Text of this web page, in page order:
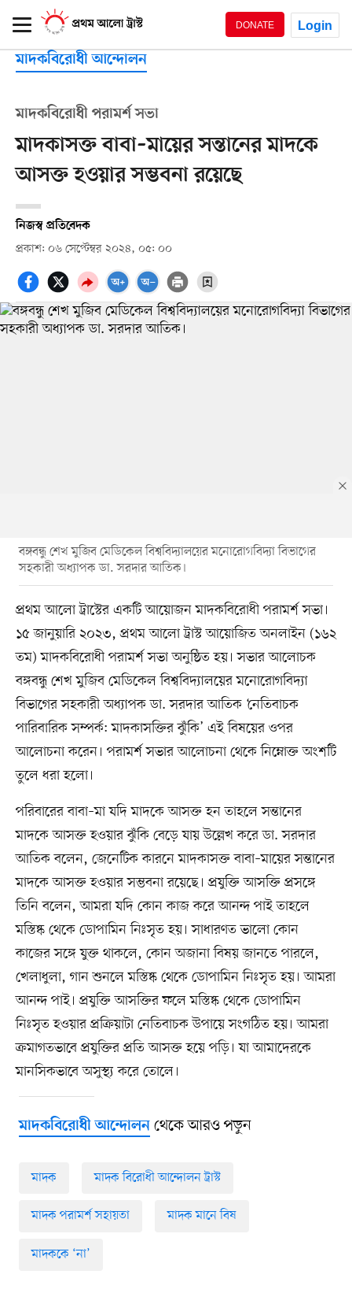
DONATE Login
মাদকবিরোধী আন্দোলন
মাদকবিরোধী পরামর্শ সভা
মাদকাসক্ত বাবা–মায়ের সন্তানের মাদকে
আসক্ত হওয়ার সম্ভবনা রয়েছে
নিজস্ব প্রতিবেদক
প্রকাশ: ০৬ সেপ্টেম্বর ২০২৪, ০৫: ০০
বঙ্গবন্ধু শেখ মুজিব মেডিকেল বিশ্ববিদ্যালয়ের মনোরোগবিদ্যা বিভাগের
সহকারী অধ্যাপক ডা. সরদার আতিক।
প্রথম আলো ট্রাস্টের একটি আয়োজন মাদকবিরোধী পরামর্শ সভা।
১৫ জানুয়ারি ২০২৩, প্রথম আলো ট্রাস্ট আয়োজিত অনলাইন (১৬২
তম) মাদকবিরোধী পরামর্শ সভা অনুষ্ঠিত হয়। সভার আলোচক
বঙ্গবন্ধু শেখ মুজিব মেডিকেল বিশ্ববিদ্যালয়ের মনোরোগবিদ্যা
বিভাগের সহকারী অধ্যাপক ডা. সরদার আতিক ‘নেতিবাচক
পারিবারিক সম্পর্ক: মাদকাসক্তির ঝুঁকি’ এই বিষয়ের ওপর
আলোচনা করেন। পরামর্শ সভার আলোচনা থেকে নিম্নোক্ত অংশটি
তুলে ধরা হলো।
পরিবারের বাবা–মা যদি মাদকে আসক্ত হন তাহলে সন্তানের
মাদকে আসক্ত হওয়ার ঝুঁকি বেড়ে যায় উল্লেখ করে ডা. সরদার
আতিক বলেন, জেনেটিক কারনে মাদকাসক্ত বাবা–মায়ের সন্তানের
মাদকে আসক্ত হওয়ার সম্ভবনা রয়েছে। প্রযুক্তি আসক্তি প্রসঙ্গে
তিনি বলেন, আমরা যদি কোন কাজ করে আনন্দ পাই তাহলে
মস্তিষ্ক থেকে ডোপামিন নিঃসৃত হয়। সাধারণত ভালো কোন
কাজের সঙ্গে যুক্ত থাকলে, কোন অজানা বিষয় জানতে পারলে,
খেলাধুলা, গান শুনলে মস্তিষ্ক থেকে ডোপামিন নিঃসৃত হয়। আমরা
আনন্দ পাই। প্রযুক্তি আসক্তির ফলে মস্তিষ্ক থেকে ডোপামিন
নিঃসৃত হওয়ার প্রক্রিয়াটা নেতিবাচক উপায়ে সংগঠিত হয়। আমরা
ক্রমাগতভাবে প্রযুক্তির প্রতি আসক্ত হয়ে পড়ি। যা আমাদেরকে
মানসিকভাবে অসুস্থ্য করে তোলে।
মাদকবিরোধী আন্দোলনথেকে আরও পড়ুন
মাদক মাদক বিরোধী আন্দোলন ট্রাস্ট
মাদক পরামর্শ সহায়তা মাদক মানে বিষ
মাদককে ‘না’